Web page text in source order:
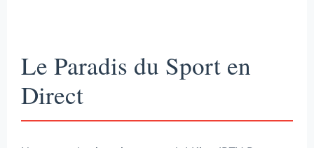
Le Paradis du Sport en
Direct